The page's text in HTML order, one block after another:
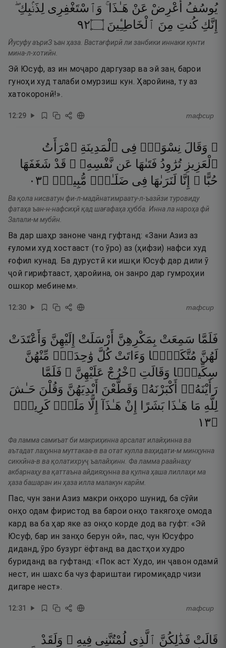
يُوسُفُ أَعْرِضْ عَنْ هَـٰذَا ۚ وَٱسْتَغْفِرِى لِذَنۢبِكِ ۖ
إِنَّكِ كُنتِ مِنَ ٱلْخَاطِـِٔينَ ۝٢٩
Йусуфу аъриЗ ъан ҳаза. Вастағфирӣ ли занбики иннаки кунти
мина-л-хотиӣн.
Эй Юсуф, аз ин моҷаро даргузар ва эй зан, барои
гуноҳи худ талаби омурзиш кун. Ҳаройина, ту аз
хатокоронӣ!».
12:29 тафсир
۞ وَقَالَ نِسْوَةٌۭ فِى ٱلْمَدِينَةِ ٱمْرَأَتُ
ٱلْعَزِيزِ تُرَٰوِدُ فَتَىٰهَا عَن نَّفْسِهِۦ ۖ قَدْ شَغَفَهَا
حُبًّا ۖ إِنَّا لَنَرَىٰهَا فِى ضَلَـٰلٍۢ مُّبِينٍۢ ۝٣٠
Ва қола нисватун фи-л-мадӣнатимраату-л-ъазӣзи туровиду
фатаҳа ъан-н-нафсиҳӣ қад шағафаҳа ҳубба. Инна ла нароҳа фӣ
Залали-м мубӣн.
Ва дар шаҳр заноне чанд гуфтанд: «Зани Азиз аз
ғуломи худ хостааст (то ӯро) аз (ҳифзи) нафси худ
ғофил кунад. Ба дурустӣ ки ишқи Юсуф дар дили ӯ
ҷой гирифтааст, ҳаройина, он занро дар гумроҳии
ошкор мебинем».
12:30 тафсир
فَلَمَّا سَمِعَتْ بِمَكْرِهِنَّ أَرْسَلَتْ إِلَيْهِنَّ وَأَعْتَدَتْ
لَهُنَّ مُتَّكَـًۭٔا وَءَاتَتْ كُلَّ وَٰحِدَةٍۢ مِّنْهُنَّ
سِكِّينًۭا وَقَالَتِ ٱخْرُجْ عَلَيْهِنَّ ۖ فَلَمَّا
رَأَيْنَهُۥٓ أَكْبَرْنَهُۥ وَقَطَّعْنَ أَيْدِيَهُنَّ وَقُلْنَ حَـٰشَ
لِلَّهِ مَا هَـٰذَا بَشَرًا إِنْ هَـٰذَآ إِلَّا مَلَكٌۭ كَرِيمٌۭ
۝٣١
Фа ламма самиъат би макриҳинна арсалат илайҳинна ва
аътадат лаҳунна муттакаа-в ва отат кулла ваҳидати-м минҳунна
сиккӣна-в ва қолатихруҷ ъалайҳинн. Фа ламма раайнаҳу
акбарнаҳу ва қаттаъна айдияҳунна ва қулна ҳаша лиллаҳи ма
ҳаза башаран ин ҳаза илла малакун карӣм.
Пас, чун зани Азиз макри онҳоро шунид, ба сӯйи
онҳо одам фиристод ва барои онҳо такягоҳе омода
кард ва ба ҳар яке аз онҳо корде дод ва гуфт: «Эй
Юсуф, бар ин занҳо берун ой», пас, чун Юсуфро
диданд, ӯро бузург ёфтанд ва дастҳои худро
буриданд ва гуфтанд: «Пок аст Худо, ин ҷавон одамӣ
нест, ин шахс ба чуз фариштаи гиромиқадр чизи
дигаре нест».
12:31 тафсир
قَالَتْ فَذَٰلِكُنَّ ٱلَّذِى لُمْتُنَّنِى فِيهِ ۖ وَلَقَدْ